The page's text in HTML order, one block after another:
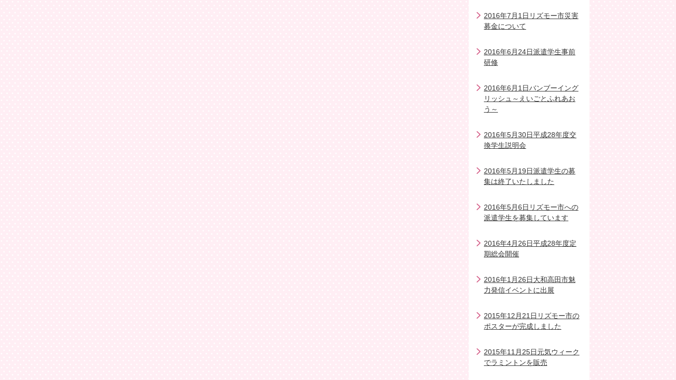
2016年7月1日リズモー市災害
募金について
2016年6月24日派遣学生事前
研修
2016年6月1日バンブーイング
リッシュ～えいごとふれあお
う～
2016年5月30日平成28年度交
換学生説明会
2016年5月19日派遣学生の募
集は終了いたしました
2016年5月6日リズモー市への
派遣学生を募集しています
2016年4月26日平成28年度定
期総会開催
2016年1月26日大和高田市魅
力発信イベントに出展
2015年12月21日リズモー市の
ポスターが完成しました
2015年11月25日元気ウィーク
でラミントンを販売